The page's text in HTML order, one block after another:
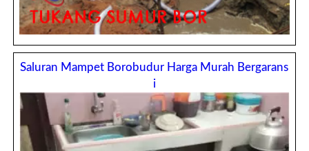
Saluran Mampet Borobudur Harga Murah Bergarans
i